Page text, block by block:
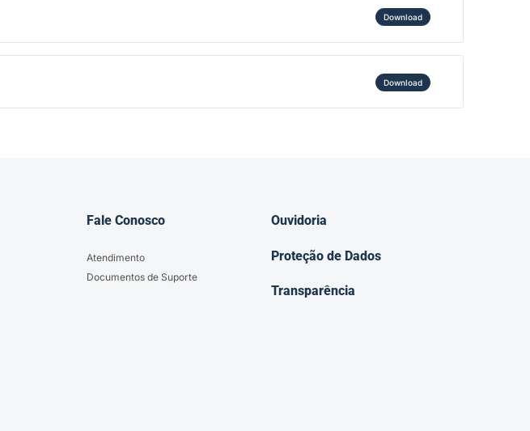
Download
Download
Fale Conosco
Atendimento
Documentos de Suporte
Ouvidoria
Proteção de Dados
Transparência